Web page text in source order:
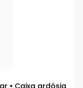
• Caixa ardósia